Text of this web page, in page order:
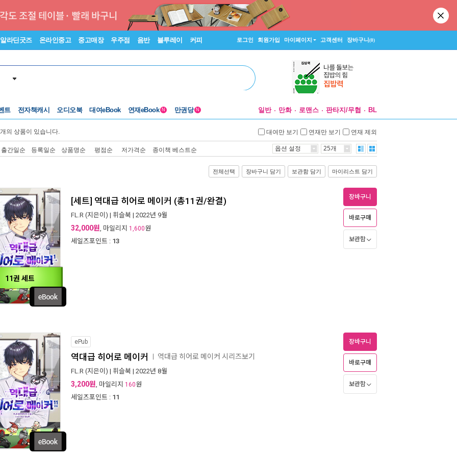
알라딘굿즈 온라인중고 중고매장 우주점 음반 블루레이 커피 로그인 회원가입 마이페이지 고객센터 장바구니(0)
트 전자책캐시 오디오북 대여eBook 연재eBook N 만권당 N 일반 만화 로맨스 판타지/무협 BL
개의 상품이 있습니다. 대여만 보기 연재만 보기 연재 제외
출간일순 등록일순 상품명순 평점순 저가격순 종이책 베스트순 옵션 설정 25개
전체선택 장바구니 담기 보관함 담기 마이리스트 담기
11권 세트
[세트] 역대급 히어로 메이커 (총11권/완결)
FL.R (지은이) | 휘슬북 | 2022년 9월
32,000원, 마일리지 1,600원
세일즈포인트 : 13
장바구니
바로구매
보관함
ePub
역대급 히어로 메이커 역대급 히어로 메이커 시리즈보기
FL.R (지은이) | 휘슬북 | 2022년 8월
3,200원, 마일리지 160원
세일즈포인트 : 11
장바구니
바로구매
보관함